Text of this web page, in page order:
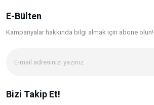
E-Bülten
Kampanyalar hakkında bilgi almak için abone olun!
Bizi Takip Et!